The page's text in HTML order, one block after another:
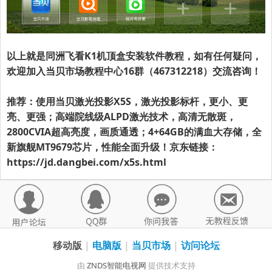
以上就是同洲飞看K1机顶盒安装软件教程，如有任何疑问，
欢迎加入当贝市场教程中心16群（467312218）交流咨询！
推荐：使用当贝激光投影X5S，激光投影标杆，更小、更
亮、更强；高端院线级ALPD激光技术，高清无散斑，
2800CVIA超高亮度，画质通透；4+64GB的满血大存储，全
新旗舰MT9679芯片，性能全面升级！京东链接：
https://jd.dangbei.com/x5s.html
移动版 | 电脑版 | 当贝市场 | 访问论坛
由 ZNDS智能电视网 提供技术支持